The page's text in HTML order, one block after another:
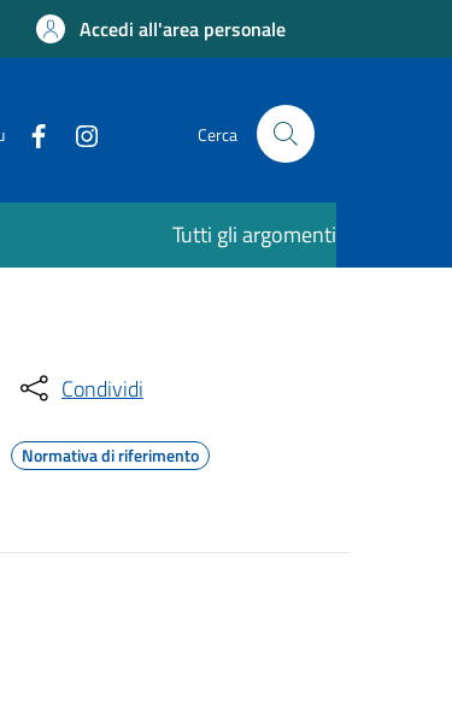
Accedi all'area personale
Cerca
Tutti gli argomenti
Condividi
Normativa di riferimento